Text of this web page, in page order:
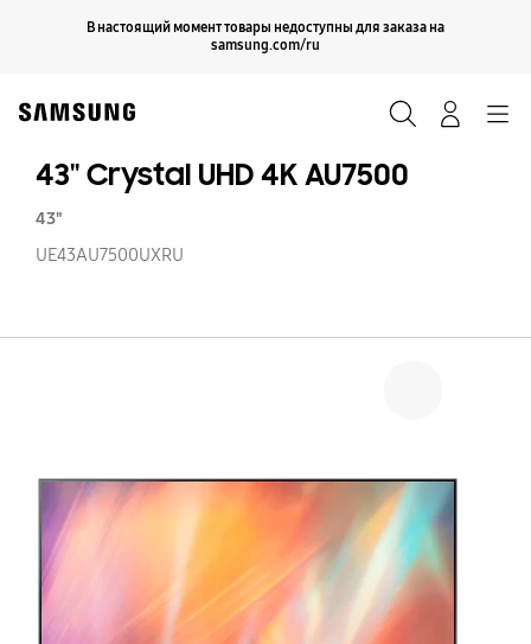
В настоящий момент товары недоступны для заказа на
samsung.com/ru
Продолжить
43'' Crystal UHD 4K AU7500
43"
UE43AU7500UXRU